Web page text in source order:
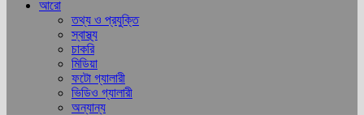
আরো
তথ্য ও প্রযুক্তি
স্বাস্থ্য
চাকরি
মিডিয়া
ফটো গ্যালারী
ভিডিও গ্যালারী
অন্যান্য